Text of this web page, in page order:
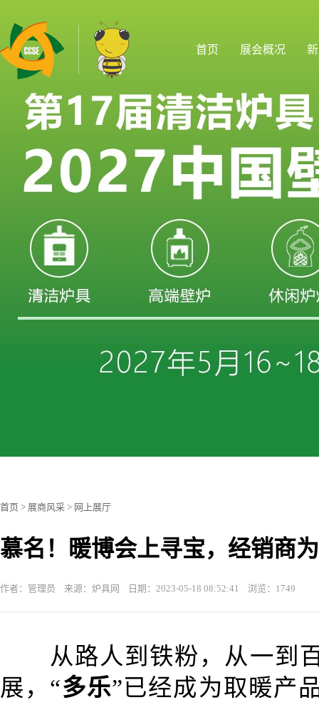
首页 展会概况
首页 > 展商风采 > 网上展厅
慕名！暖博会上寻宝，经销商
作者：管理员 来源：炉具网 日期：2023-05-18 08:52:41 浏览：1749
从路人到铁粉，从一到百
展，“多乐”已经成为取暖产